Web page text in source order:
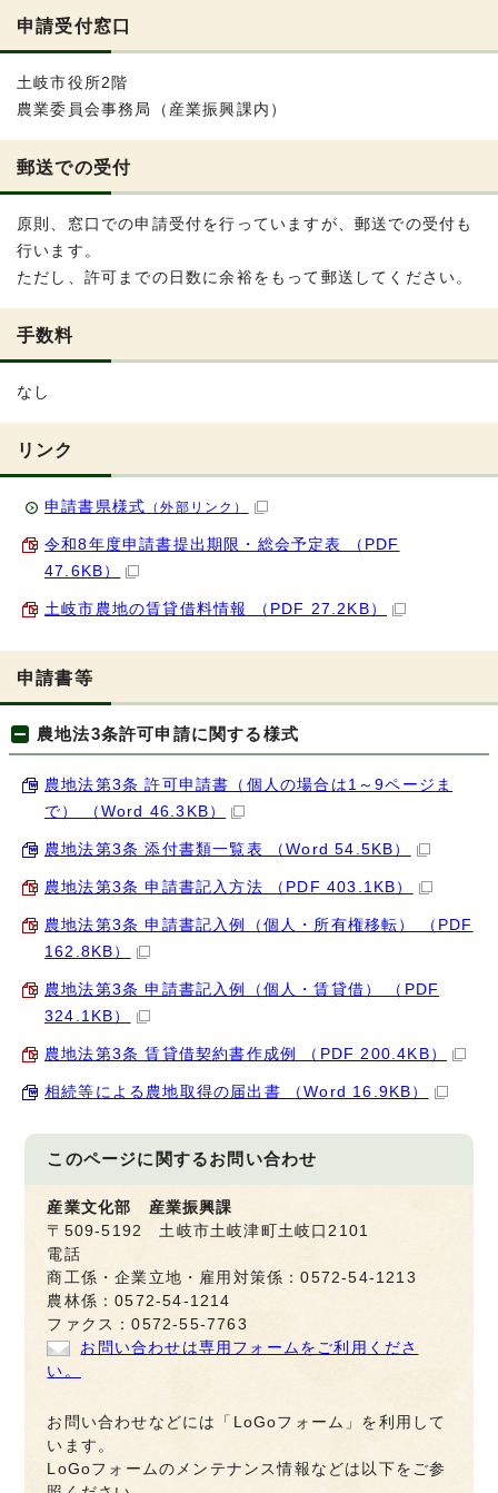
申請受付窓口
土岐市役所2階
農業委員会事務局（産業振興課内）
郵送での受付
原則、窓口での申請受付を行っていますが、郵送での受付も
行います。
ただし、許可までの日数に余裕をもって郵送してください。
手数料
なし
リンク
申請書県様式 （外部リンク）
令和8年度申請書提出期限・総会予定表 （PDF
47.6KB）
土岐市農地の賃貸借料情報 （PDF 27.2KB）
申請書等
農地法3条許可申請に関する様式
農地法第3条 許可申請書（個人の場合は1～9ページま
で） （Word 46.3KB）
農地法第3条 添付書類一覧表 （Word 54.5KB）
農地法第3条 申請書記入方法 （PDF 403.1KB）
農地法第3条 申請書記入例（個人・所有権移転） （PDF
162.8KB）
農地法第3条 申請書記入例（個人・賃貸借） （PDF
324.1KB）
農地法第3条 賃貸借契約書作成例 （PDF 200.4KB）
相続等による農地取得の届出書 （Word 16.9KB）
このページに関するお問い合わせ
産業文化部 産業振興課
〒509-5192 土岐市土岐津町土岐口2101
電話
商工係・企業立地・雇用対策係：0572-54-1213
農林係：0572-54-1214
ファクス：0572-55-7763
お問い合わせは専用フォームをご利用くださ
い。
お問い合わせなどには「LoGoフォーム」を利用して
います。
LoGoフォームのメンテナンス情報などは以下をご参